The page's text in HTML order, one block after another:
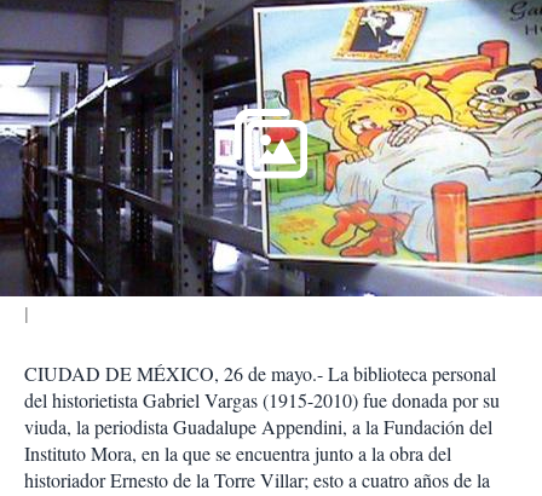
d
c
o
m
p
a
r
t
i
r
CIUDAD DE MÉXICO, 26 de mayo.- La biblioteca personal
del historietista Gabriel Vargas (1915-2010) fue donada por su
viuda, la periodista Guadalupe Appendini, a la Fundación del
Instituto Mora, en la que se encuentra junto a la obra del
historiador Ernesto de la Torre Villar; esto a cuatro años de la